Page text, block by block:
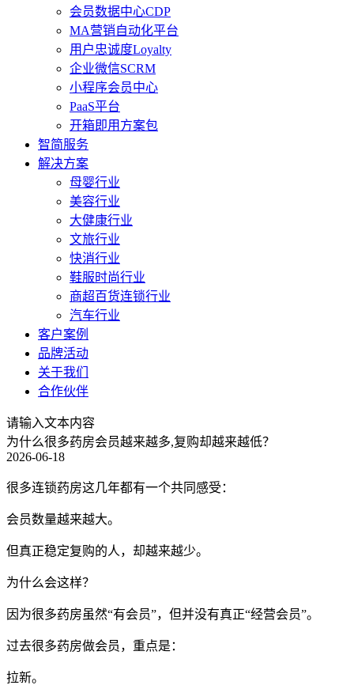
会员数据中心CDP
MA营销自动化平台
用户忠诚度Loyalty
企业微信SCRM
小程序会员中心
PaaS平台
开箱即用方案包
智简服务
解决方案
母婴行业
美容行业
大健康行业
文旅行业
快消行业
鞋服时尚行业
商超百货连锁行业
汽车行业
客户案例
品牌活动
关于我们
合作伙伴
请输入文本内容
为什么很多药房会员越来越多,复购却越来越低？
2026-06-18
很多连锁药房这几年都有一个共同感受：
会员数量越来越大。
但真正稳定复购的人，却越来越少。
为什么会这样？
因为很多药房虽然“有会员”，但并没有真正“经营会员”。
过去很多药房做会员，重点是：
拉新。